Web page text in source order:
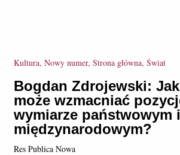
Kultura, Nowy numer, Strona główna, Świat
Bogdan Zdrojewski:
może wzmacniać
wymiarze państwowym i
międzynarodowym?
Res Publica Nowa